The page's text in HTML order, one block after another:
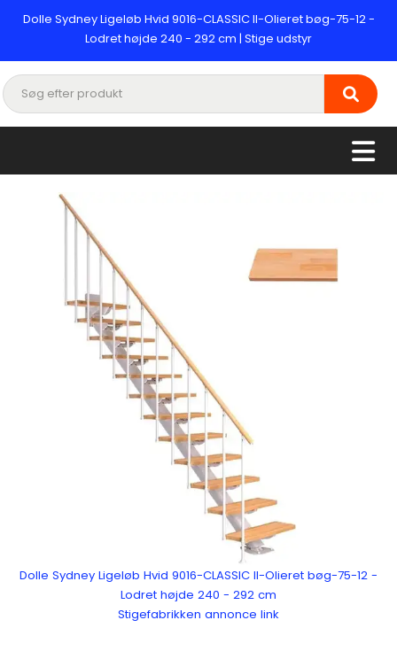
Dolle Sydney Ligeløb Hvid 9016-CLASSIC II-Olieret bøg-75-12 -
Lodret højde 240 - 292 cm | Stige udstyr
Dolle Sydney Ligeløb Hvid 9016-CLASSIC II-Olieret bøg-75-12 -
Lodret højde 240 - 292 cm
Stigefabrikken annonce link